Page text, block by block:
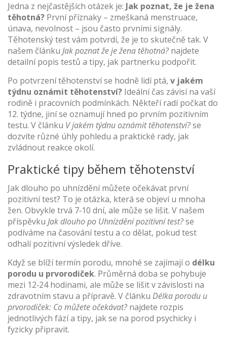
Jedna z nejčastějších otázek je: Jak poznat, že je žena
těhotná? První příznaky – zmeškaná menstruace,
únava, nevolnost – jsou často prvními signály.
Těhotenský test vám potvrdí, že je to skutečně tak. V
našem článku Jak poznat že je žena těhotná?najdete
detailní popis testů a tipy, jak partnerku podpořit.
Po potvrzení těhotenství se hodně lidí ptá, v jakém
týdnu oznámit těhotenství? Ideální čas závisí na vaší
rodině i pracovních podmínkách. Někteří radí počkat do
12. týdne, jiní se oznamují hned po prvním pozitivním
testu. V článku V jakém týdnu oznámit těhotenství?se
dozvíte různé úhly pohledu a praktické rady, jak
zvládnout reakce okolí.
Praktické tipy během těhotenství
Jak dlouho po uhnízdění můžete očekávat první
pozitivní test? To je otázka, která se objeví u mnoha
žen. Obvykle trvá 7‑10 dní, ale může se lišit. V našem
příspěvku Jak dlouho po Uhnízdění pozitivní test?se
podíváme na časování testu a co dělat, pokud test
odhalí pozitivní výsledek dříve.
Když se blíží termín porodu, mnohé se zajímají o délku
porodu u prvorodiček. Průměrná doba se pohybuje
mezi 12‑24 hodinami, ale může se lišit v závislosti na
zdravotním stavu a přípravě. V článku Délka porodu u
prvorodiček: Co můžete očekávat?najdete rozpis
jednotlivých fází a tipy, jak se na porod psychicky i
fyzicky připravit.